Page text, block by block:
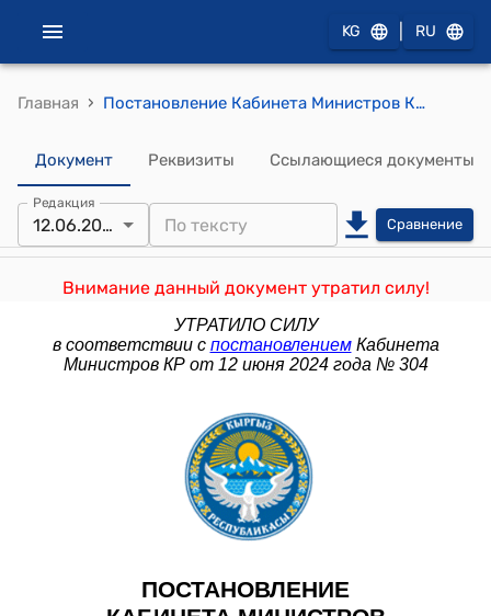
KG RU
Главная › Постановление Кабинета Министров КР от 12 сентября 2023 года № 459 "О внесении изменений в постановление Правительства Кыргызской Республики "Об утверждении Единого реестра (перечня) государственных услуг, оказываемых государственными органами, их структурными подразделениями и подведомственными учреждениями" от 10 февраля 2012 года № 85"
Документ Реквизиты Ссылающиеся документы
Редакция
12.06.2024 Сравнение
Внимание данный документ утратил силу!